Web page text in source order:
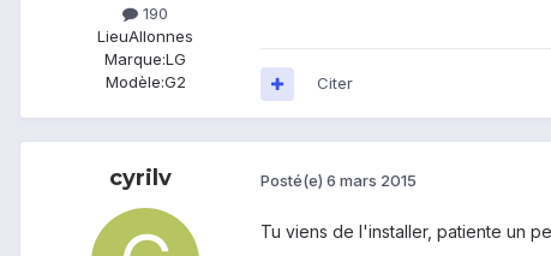
190
LieuAllonnes
Marque:LG
Modèle:G2 Citer
cyrilv Posté(e) 6 mars 2015
Tu viens de l'installer, patiente un